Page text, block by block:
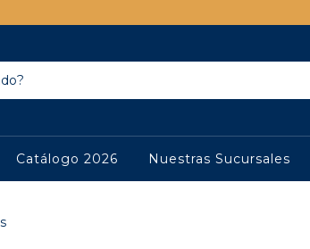
Catálogo 2026 Nuestras Sucursales